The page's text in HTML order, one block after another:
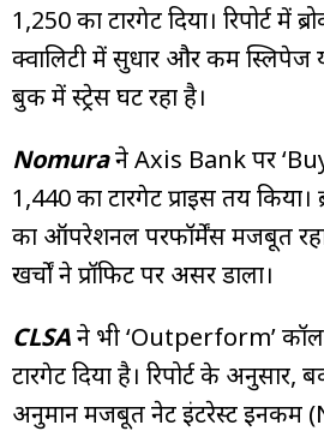
₹1,250 का टारगेट दिया। रिपोर्ट में
क्वालिटी में सुधार और कम
बुक में स्ट्रेस घट रहा है।
Nomuraने Axis Bank पर
₹1,440 का टारगेट प्राइस तय
का ऑपरेशनल परफॉर्मेंस मजबूत
खर्चों ने प्रॉफिट पर असर डाला।
CLSAने भी ‘Outperform’ कॉल
टारगेट दिया है। रिपोर्ट के अनुसार,
अनुमान मजबूत नेट इंटरेस्ट इनकम